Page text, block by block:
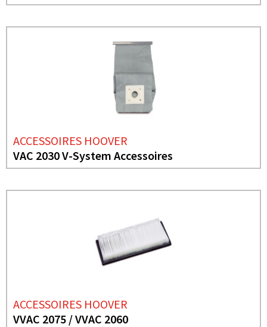
ACCESSOIRES HOOVER
VAC 2030 V-System Accessoires
ACCESSOIRES HOOVER
VVAC 2075 / VVAC 2060